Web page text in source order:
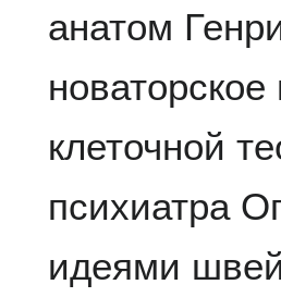
анатом
клеточной
психиатра
идеями